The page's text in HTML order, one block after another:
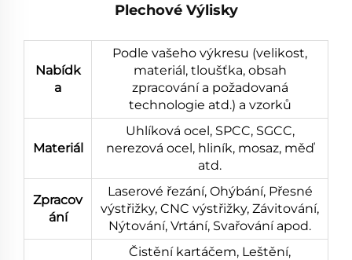
Plechové Výlisky
Nabídk
a
Podle vašeho výkresu (velikost,
materiál, tloušťka, obsah
zpracování a požadovaná
technologie atd.) a vzorků
Materiál
Uhlíková ocel, SPCC, SGCC,
nerezová ocel, hliník, mosaz, měď
atd.
Zpracov
ání
Laserové řezání, Ohýbání, Přesné
výstřižky, CNC výstřižky, Závitování,
Nýtování, Vrtání, Svařování apod.
Čistění kartáčem, Leštění,